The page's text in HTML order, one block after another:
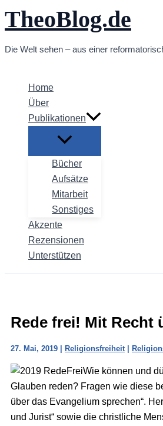
Zum
Inhalt
TheoBlog.de
Die Welt sehen – aus einer
Home
Über
Publikationen
Bücher
Aufsätze
Mitarbeit
Sonstiges
Akzente
Rezensionen
Unterstützen
Rede frei! Mit Recht
27. Mai, 2019 | Religionsfreiheit |
Wie können und
Glauben reden? Fragen wie diese
über das Evangelium sprechen“.
und Jurist“ sowie die christliche